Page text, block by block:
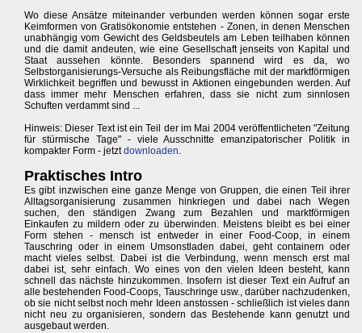
Wo diese Ansätze miteinander verbunden werden können sogar erste
Keimformen von Gratisökonomie entstehen - Zonen, in denen Menschen
unabhängig vom Gewicht des Geldsbeutels am Leben teilhaben können
und die damit andeuten, wie eine Gesellschaft jenseits von Kapital und
Staat aussehen könnte. Besonders spannend wird es da, wo
Selbstorganisierungs-Versuche als Reibungsfläche mit der marktförmigen
Wirklichkeit begriffen und bewusst in Aktionen eingebunden werden. Auf
dass immer mehr Menschen erfahren, dass sie nicht zum sinnlosen
Schuften verdammt sind ...
Hinweis: Dieser Text ist ein Teil der im Mai 2004 veröffentlicheten "Zeitung
für stürmische Tage" - viele Ausschnitte emanzipatorischer Politik in
kompakter Form - jetztdownloaden.
Praktisches Intro
Es gibt inzwischen eine ganze Menge von Gruppen, die einen Teil ihrer
Alltagsorganisierung zusammen hinkriegen und dabei nach Wegen
suchen, den ständigen Zwang zum Bezahlen und marktförmigen
Einkaufen zu mildern oder zu überwinden. Meistens bleibt es bei einer
Form stehen - mensch ist entweder in einer Food-Coop, in einem
Tauschring oder in einem Umsonstladen dabei, geht containern oder
macht vieles selbst. Dabei ist die Verbindung, wenn mensch erst mal
dabei ist, sehr einfach. Wo eines von den vielen Ideen besteht, kann
schnell das nächste hinzukommen. Insofern ist dieser Text ein Aufruf an
alle bestehenden Food-Coops, Tauschringe usw., darüber nachzudenken,
ob sie nicht selbst noch mehr Ideen anstossen - schließlich ist vieles dann
nicht neu zu organisieren, sondern das Bestehende kann genutzt und
ausgebaut werden.